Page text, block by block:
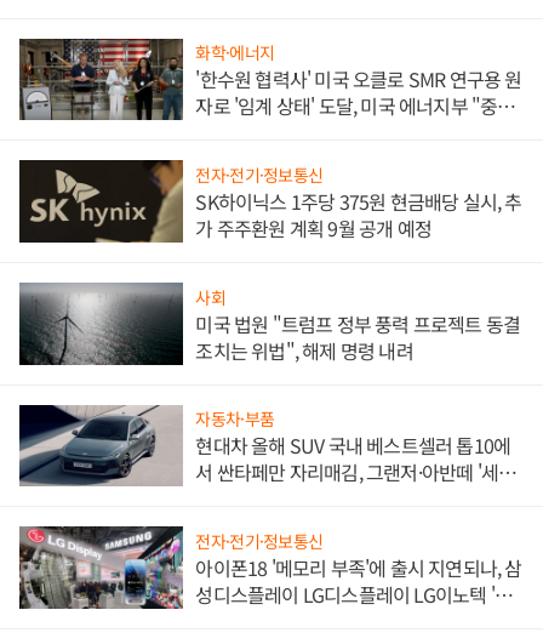
화학·에너지
'한수원 협력사' 미국 오클로 SMR 연구용 원
자로 '임계 상태' 도달, 미국 에너지부 "중요
전자·전기·정보통신
SK하이닉스 1주당 375원 현금배당 실시, 추
가 주주환원 계획 9월 공개 예정
사회
미국 법원 "트럼프 정부 풍력 프로젝트 동결
조치는 위법", 해제 명령 내려
자동차·부품
현대차 올해 SUV 국내 베스트셀러 톱10에
서 싼타페만 자리매김, 그랜저·아반떼 '세단
전자·전기·정보통신
아이폰18 '메모리 부족'에 출시 지연되나, 삼
성디스플레이 LG디스플레이 LG이노텍 '탈